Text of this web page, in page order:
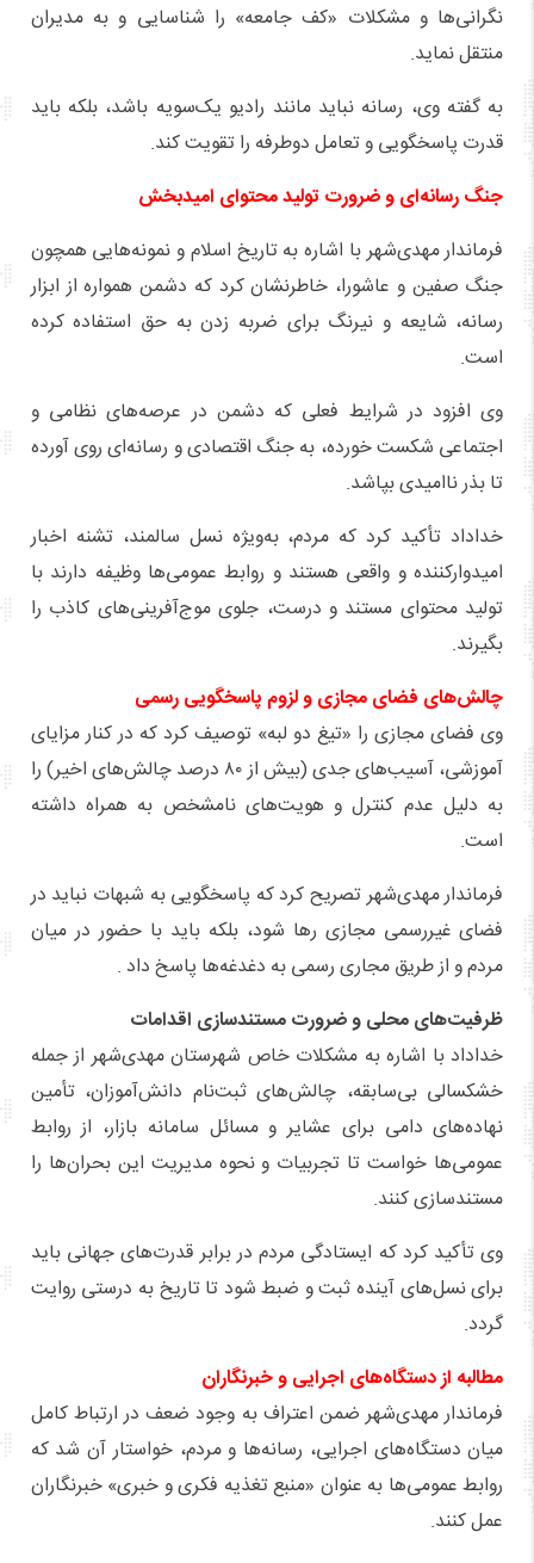
نگرانی‌ها و مشکلات «کف جامعه» را شناسایی و به مدیران
منتقل نماید.
به گفته وی، رسانه نباید مانند رادیو یک‌سویه باشد، بلکه باید
قدرت پاسخگویی و تعامل دوطرفه را تقویت کند.
جنگ رسانه‌ای و ضرورت تولید محتوای امیدبخش
فرماندار مهدی‌شهر با اشاره به تاریخ اسلام و نمونه‌هایی همچون
جنگ صفین و عاشورا، خاطرنشان کرد که دشمن همواره از ابزار
رسانه، شایعه و نیرنگ برای ضربه زدن به حق استفاده کرده
است.
وی افزود در شرایط فعلی که دشمن در عرصه‌های نظامی و
اجتماعی شکست خورده، به جنگ اقتصادی و رسانه‌ای روی آورده
تا بذر ناامیدی بپاشد.
خداداد تأکید کرد که مردم، به‌ویژه نسل سالمند، تشنه اخبار
امیدوارکننده و واقعی هستند و روابط عمومی‌ها وظیفه دارند با
تولید محتوای مستند و درست، جلوی موج‌آفرینی‌های کاذب را
بگیرند.
چالش‌های فضای مجازی و لزوم پاسخگویی رسمی
وی فضای مجازی را «تیغ دو لبه» توصیف کرد که در کنار مزایای
آموزشی، آسیب‌های جدی (بیش از ۸۰ درصد چالش‌های اخیر) را
به دلیل عدم کنترل و هویت‌های نامشخص به همراه داشته
است.
فرماندار مهدی‌شهر تصریح کرد که پاسخگویی به شبهات نباید در
فضای غیررسمی مجازی رها شود، بلکه باید با حضور در میان
مردم و از طریق مجاری رسمی به دغدغه‌ها پاسخ داد .
ظرفیت‌های محلی و ضرورت مستندسازی اقدامات
خداداد با اشاره به مشکلات خاص شهرستان مهدی‌شهر از جمله
خشکسالی بی‌سابقه، چالش‌های ثبت‌نام دانش‌آموزان، تأمین
نهاده‌های دامی برای عشایر و مسائل سامانه بازار، از روابط
عمومی‌ها خواست تا تجربیات و نحوه مدیریت این بحران‌ها را
مستندسازی کنند.
وی تأکید کرد که ایستادگی مردم در برابر قدرت‌های جهانی باید
برای نسل‌های آینده ثبت و ضبط شود تا تاریخ به درستی روایت
گردد.
مطالبه از دستگاه‌های اجرایی و خبرنگاران
فرماندار مهدی‌شهر ضمن اعتراف به وجود ضعف در ارتباط کامل
میان دستگاه‌های اجرایی، رسانه‌ها و مردم، خواستار آن شد که
روابط عمومی‌ها به عنوان «منبع تغذیه فکری و خبری» خبرنگاران
عمل کنند.